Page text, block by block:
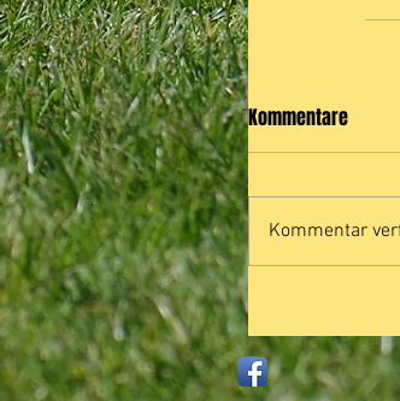
Kommentare
Kommentar